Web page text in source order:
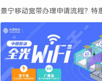
景宁移动宽带办理申请流程？特